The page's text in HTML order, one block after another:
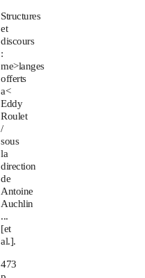
Structures
et
discours
:
me>langes
offerts
a<
Eddy
Roulet
/
sous
la
direction
de
Antoine
Auchlin
...
[et
al.].
473